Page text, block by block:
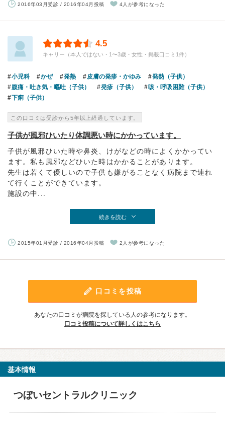
2016年03月受診 / 2016年04月投稿 4人が参考になった
4.5
キャリー（本人ではない・1〜3歳・女性・掲載口コミ1件）
小児科 かぜ 発熱 皮膚の発疹・かゆみ
発熱（子供）
腹痛・吐き気・嘔吐（子供）
発疹（子供）
咳・呼吸困難（子供）
下痢（子供）
この口コミは受診から5年以上経過しています。
子供が風邪ひいたり体調悪い時にかかっています。
子供が風邪ひいた時や鼻炎、けがなどの時によくかかってい
ます。私も風邪などひいた時はかかることがあります。
先生は若くて優しいので子供も嫌がることなく病院まで連れ
て行くことができています。
施設の中...
続きを読む
2015年01月受診 / 2016年04月投稿 2人が参考になった
口コミを投稿
あなたの口コミが病院を探している人の参考になります。
口コミ投稿について詳しくはこちら
基本情報
つぼいセントラルクリニック